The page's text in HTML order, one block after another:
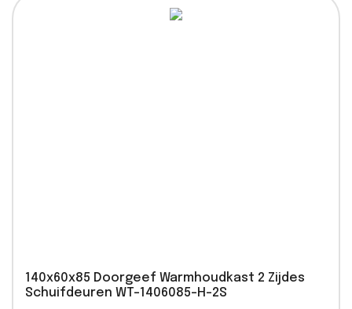
140x60x85 Doorgeef Warmhoudkast 2 Zijdes
Schuifdeuren WT-1406085-H-2S